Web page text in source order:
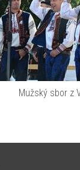
Mužský sbor z